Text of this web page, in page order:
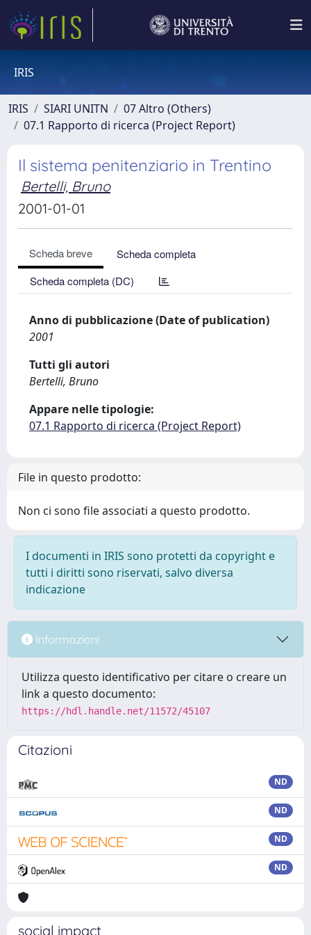
IRIS
IRIS SIARI UNITN
07 Altro (Others)
07.1 Rapporto di ricerca (Project Report)
Il sistema penitenziario in Trentino
Bertelli, Bruno
2001-01-01
Scheda breve
Scheda completa
Scheda completa (DC)
Anno di pubblicazione (Date of publication)
2001
Tutti gli autori
Bertelli, Bruno
Appare nelle tipologie:
07.1 Rapporto di ricerca (Project Report)
File in questo prodotto:
Non ci sono file associati a questo prodotto.
I documenti in IRIS sono protetti da copyright e
tutti i diritti sono riservati, salvo diversa
indicazione
Informazioni
Utilizza questo identificativo per citare o creare un
link a questo documento:
https://hdl.handle.net/11572/45107
Citazioni
ND
ND
ND
ND
social impact